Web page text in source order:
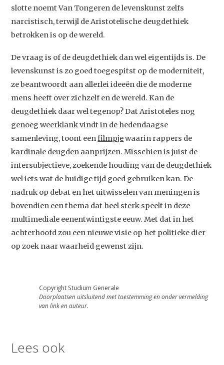
slotte noemt Van Tongeren de levenskunst zelfs
narcistisch, terwijl de Aristotelische deugdethiek
betrokken is op de wereld.
De vraag is of de deugdethiek dan wel eigentijds is. De
levenskunst is zo goed toegespitst op de moderniteit,
ze beantwoordt aan allerlei ideeën die de moderne
mens heeft over zichzelf en de wereld. Kan de
deugdethiek daar wel tegenop? Dat Aristoteles nog
genoeg weerklank vindt in de hedendaagse
samenleving, toont eenfilmpjewaarin rappers de
kardinale deugden aanprijzen. Misschien is juist de
intersubjectieve, zoekende houding van de deugdethiek
wel iets wat de huidige tijd goed gebruiken kan. De
nadruk op debat en het uitwisselen van meningen is
bovendien een thema dat heel sterk speelt in deze
multimediale eenentwintigste eeuw. Met dat in het
achterhoofd zou een nieuwe visie op het politieke dier
op zoek naar waarheid gewenst zijn.
Copyright Studium Generale
Doorplaatsen uitsluitend met toestemming en onder vermelding
van link en auteur.
Lees ook